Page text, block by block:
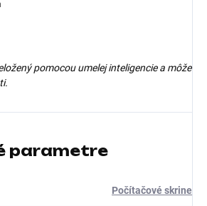
pomocou umelej inteligencie a môže
parametre
Počítačové skrine